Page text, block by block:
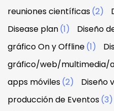
reuniones científicas(2)
Disease plan(1) Diseño
gráfico On y Offline(1)
gráfico/web/multimedia/
apps móviles(2) Diseño
producción de Eventos(3)